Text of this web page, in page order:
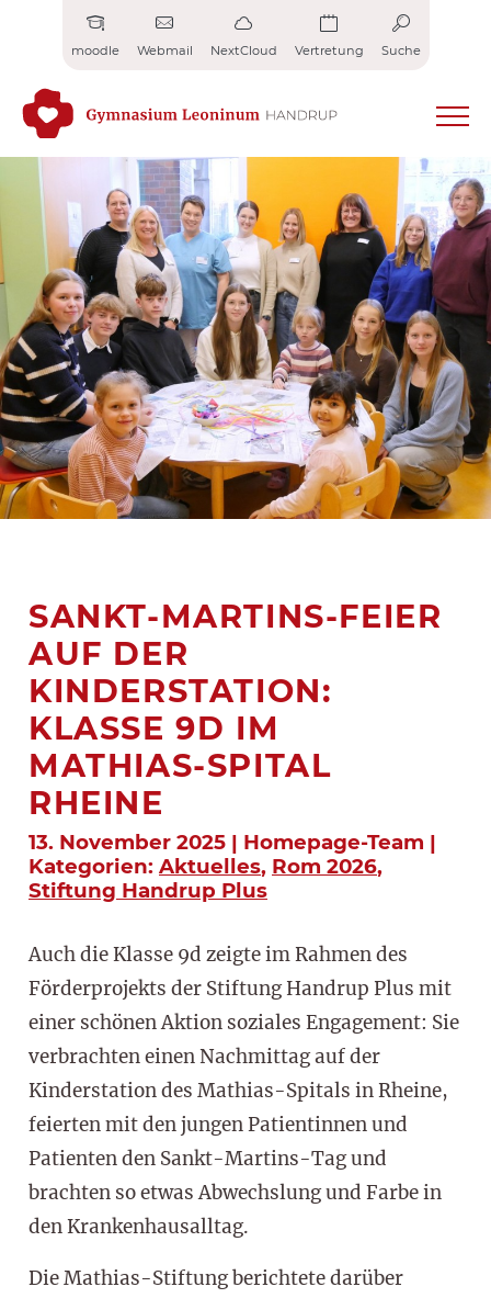
moodle Webmail NextCloud Vertretung Suche
SANKT-MARTINS-FEIER
AUF DER
KINDERSTATION:
KLASSE 9D IM
MATHIAS-SPITAL
RHEINE
13. November 2025 | Homepage-Team |
Kategorien: Aktuelles, Rom 2026,
Stiftung Handrup Plus
Auch die Klasse 9d zeigte im Rahmen des
Förderprojekts der Stiftung Handrup Plus mit
einer schönen Aktion soziales Engagement: Sie
verbrachten einen Nachmittag auf der
Kinderstation des Mathias-Spitals in Rheine,
feierten mit den jungen Patientinnen und
Patienten den Sankt-Martins-Tag und
brachten so etwas Abwechslung und Farbe in
den Krankenhausalltag.
Die Mathias-Stiftung berichtete darüber